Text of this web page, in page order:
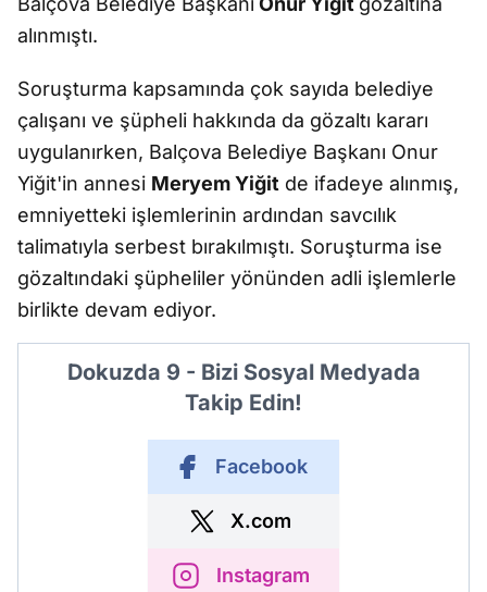
alınmıştı.
Soruşturma kapsamında çok sayıda belediye
çalışanı ve şüpheli hakkında da gözaltı kararı
uygulanırken, Balçova Belediye Başkanı Onur
Yiğit'in annesi Meryem Yiğit de ifadeye alınmış,
emniyetteki işlemlerinin ardından savcılık
talimatıyla serbest bırakılmıştı. Soruşturma ise
gözaltındaki şüpheliler yönünden adli işlemlerle
birlikte devam ediyor.
Dokuzda 9 - Bizi Sosyal Medyada
Takip Edin!
Facebook
X.com
Instagram